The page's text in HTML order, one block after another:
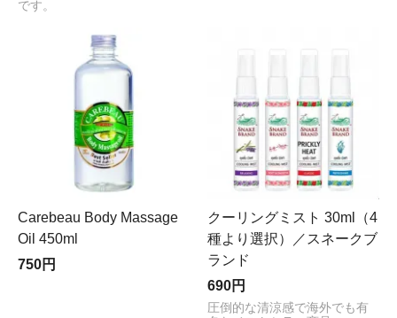
です。
Carebeau Body Massage
Oil 450ml
750円
クーリングミスト 30ml（4
種より選択）／スネークブ
ランド
690円
圧倒的な清涼感で海外でも有